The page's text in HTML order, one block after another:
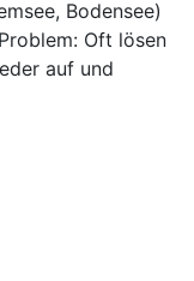
Bodensee)
Oft lösen
auf und